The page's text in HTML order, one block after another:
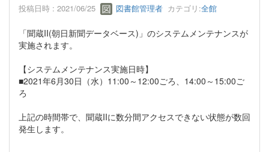
投稿日時 : 2021/06/25 図書館管理者 カテゴリ:全館
「聞蔵II(朝日新聞データベース)」のシステムメンテナンスが
実施されます。
【システムメンテナンス実施日時】
■2021年6月30日（水）11:00～12:00ごろ、14:00～15:00ご
ろ
上記の時間帯で、聞蔵IIに数分間アクセスできない状態が数回
発生します。